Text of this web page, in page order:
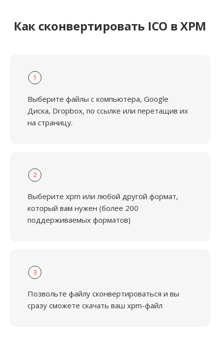
Как сконвертировать ICO в XPM
1
Выберите файлы с компьютера, Google
Диска, Dropbox, по ссылке или перетащив их
на страницу.
2
Выберите xpm или любой другой формат,
который вам нужен (более 200
поддерживаемых форматов)
3
Позвольте файлу сконвертироваться и вы
сразу сможете скачать ваш xpm-файл